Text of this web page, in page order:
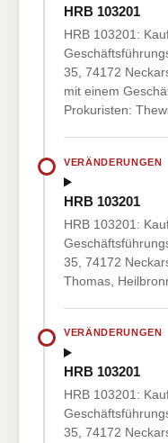
HRB 103201
HRB 103201:
35, 74172
mit einem
Prokuristen:
VERÄNDERUNGEN
HRB 103201
HRB 103201:
35, 74172
Thomas,
VERÄNDERUNGEN
HRB 103201
HRB 103201:
35, 74172